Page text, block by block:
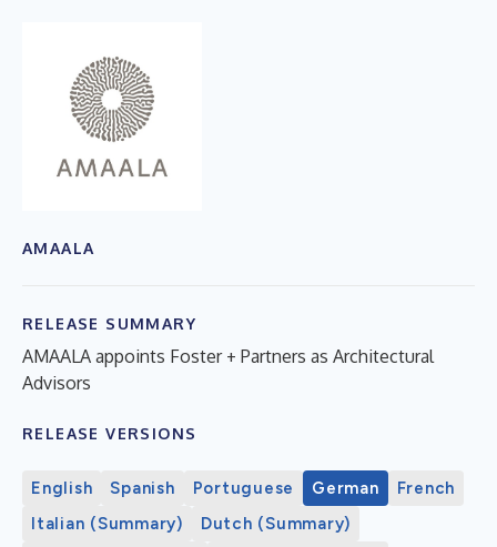
AMAALA
RELEASE SUMMARY
AMAALA appoints Foster + Partners as Architectural
Advisors
RELEASE VERSIONS
English Spanish Portuguese German
French
Italian (Summary)
Dutch (Summary)